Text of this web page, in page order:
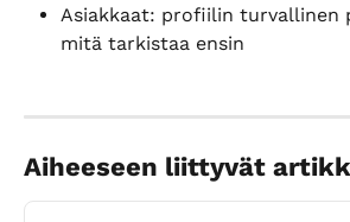
Asiakkaat: profiilin turvallinen
mitä tarkistaa ensin
Aiheeseen liittyvät